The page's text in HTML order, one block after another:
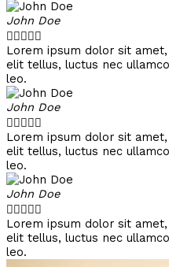
John Doe

Lorem ipsum dolor sit
elit tellus, luctus nec
leo.
John Doe

Lorem ipsum dolor sit
elit tellus, luctus nec
leo.
John Doe

Lorem ipsum dolor sit
elit tellus, luctus nec
leo.